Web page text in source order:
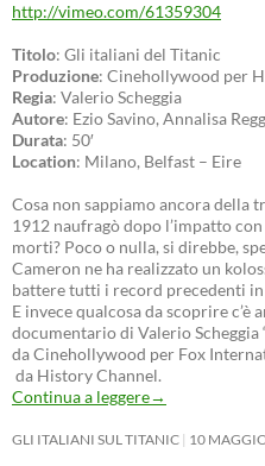
http://vimeo.com/61359304
Titolo: Gli italiani del Titanic
Produzione: Cinehollywood per
Regia: Valerio Scheggia
Autore: Ezio Savino, Annalisa
Durata: 50′
Location: Milano, Belfast – Eire
Cosa non sappiamo ancora della
1912 naufragò dopo l’impatto
morti? Poco o nulla, si direbbe,
Cameron ne ha realizzato un
battere tutti i record precedenti
E invece qualcosa da scoprire c’è
documentario di Valerio
da Cinehollywood per Fox
da History Channel.
Continua a leggere→
GLI ITALIANI SUL TITANIC 10